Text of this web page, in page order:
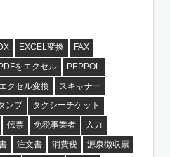
EXCEL変換
FAX
をエクセル
PEPPOL
エクセル変換
スキャナー
ンプ
タクシーチケット
伝票 免税事業者
入力
注文書 消費税
源泉徴収票